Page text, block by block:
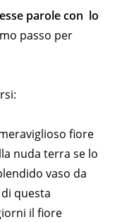
parole con lo
passo per
fiore
nuda terra se lo
vaso da
questa
il fiore